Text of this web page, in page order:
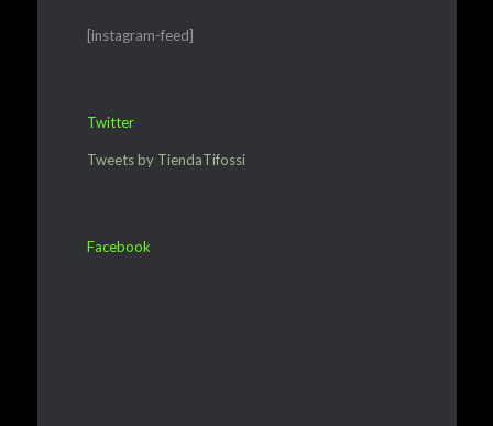
[instagram-feed]
Twitter
Tweets by TiendaTifossi
Facebook